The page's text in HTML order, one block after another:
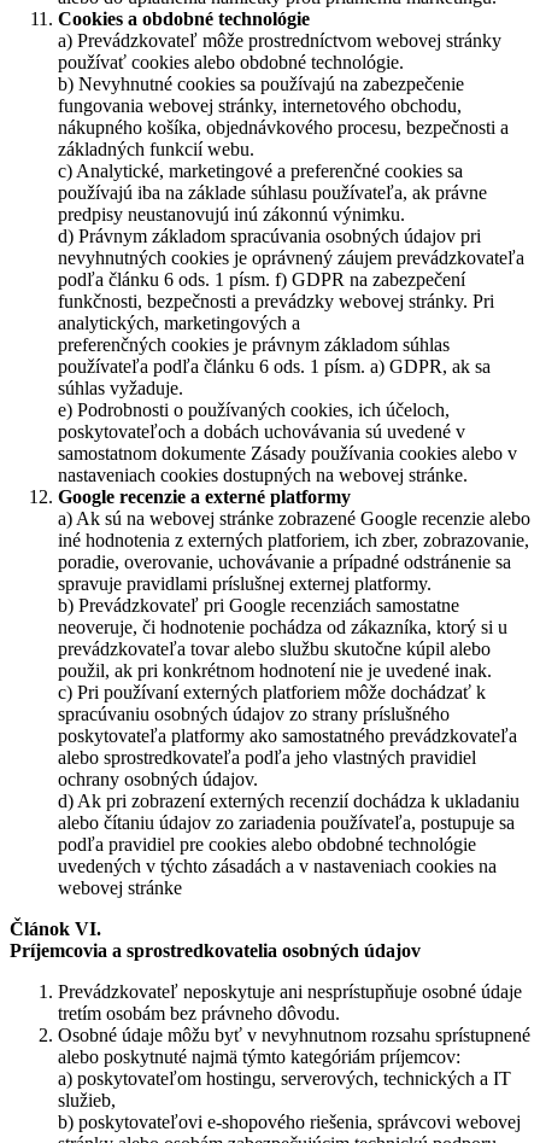
Cookies a obdobné technológie
a) Prevádzkovateľ môže prostredníctvom webovej stránky
používať cookies alebo obdobné technológie.
b) Nevyhnutné cookies sa používajú na zabezpečenie
fungovania webovej stránky, internetového obchodu,
nákupného košíka, objednávkového procesu, bezpečnosti a
základných funkcií webu.
c) Analytické, marketingové a preferenčné cookies sa
používajú iba na základe súhlasu používateľa, ak právne
predpisy neustanovujú inú zákonnú výnimku.
d) Právnym základom spracúvania osobných údajov pri
nevyhnutných cookies je oprávnený záujem prevádzkovateľa
podľa článku 6 ods. 1 písm. f) GDPR na zabezpečení
funkčnosti, bezpečnosti a prevádzky webovej stránky. Pri
analytických, marketingových a
preferenčných cookies je právnym základom súhlas
používateľa podľa článku 6 ods. 1 písm. a) GDPR, ak sa
súhlas vyžaduje.
e) Podrobnosti o používaných cookies, ich účeloch,
poskytovateľoch a dobách uchovávania sú uvedené v
samostatnom dokumente Zásady používania cookies alebo v
nastaveniach cookies dostupných na webovej stránke.
Google recenzie a externé platformy
a) Ak sú na webovej stránke zobrazené Google recenzie alebo
iné hodnotenia z externých platforiem, ich zber, zobrazovanie,
poradie, overovanie, uchovávanie a prípadné odstránenie sa
spravuje pravidlami príslušnej externej platformy.
b) Prevádzkovateľ pri Google recenziách samostatne
neoveruje, či hodnotenie pochádza od zákazníka, ktorý si u
prevádzkovateľa tovar alebo službu skutočne kúpil alebo
použil, ak pri konkrétnom hodnotení nie je uvedené inak.
c) Pri používaní externých platforiem môže dochádzať k
spracúvaniu osobných údajov zo strany príslušného
poskytovateľa platformy ako samostatného prevádzkovateľa
alebo sprostredkovateľa podľa jeho vlastných pravidiel
ochrany osobných údajov.
d) Ak pri zobrazení externých recenzií dochádza k ukladaniu
alebo čítaniu údajov zo zariadenia používateľa, postupuje sa
podľa pravidiel pre cookies alebo obdobné technológie
uvedených v týchto zásadách a v nastaveniach cookies na
webovej stránke
Článok VI.
Príjemcovia a sprostredkovatelia osobných údajov
Prevádzkovateľ neposkytuje ani nesprístupňuje osobné údaje
tretím osobám bez právneho dôvodu.
Osobné údaje môžu byť v nevyhnutnom rozsahu sprístupnené
alebo poskytnuté najmä týmto kategóriám príjemcov:
a) poskytovateľom hostingu, serverových, technických a IT
služieb,
b) poskytovateľovi e-shopového riešenia, správcovi webovej